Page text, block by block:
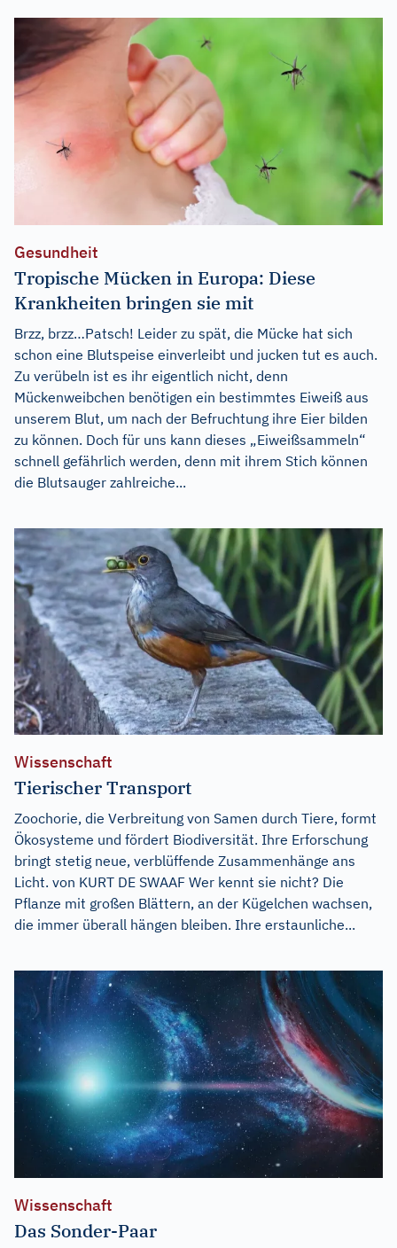
Gesundheit
Tropische Mücken in Europa: Diese
Krankheiten bringen sie mit
Brzz, brzz…Patsch! Leider zu spät, die Mücke hat sich
schon eine Blutspeise einverleibt und jucken tut es auch.
Zu verübeln ist es ihr eigentlich nicht, denn
Mückenweibchen benötigen ein bestimmtes Eiweiß aus
unserem Blut, um nach der Befruchtung ihre Eier bilden
zu können. Doch für uns kann dieses „Eiweißsammeln“
schnell gefährlich werden, denn mit ihrem Stich können
die Blutsauger zahlreiche...
Wissenschaft
Tierischer Transport
Zoochorie, die Verbreitung von Samen durch Tiere, formt
Ökosysteme und fördert Biodiversität. Ihre Erforschung
bringt stetig neue, verblüffende Zusammenhänge ans
Licht. von KURT DE SWAAF Wer kennt sie nicht? Die
Pflanze mit großen Blättern, an der Kügelchen wachsen,
die immer überall hängen bleiben. Ihre erstaunliche...
Wissenschaft
Das Sonder-Paar